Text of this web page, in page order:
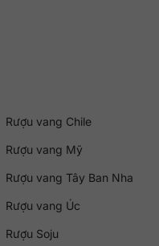
Rượu vang Chile
Rượu vang Mỹ
Rượu vang Tây Ban Nha
Rượu vang Úc
Rượu Soju